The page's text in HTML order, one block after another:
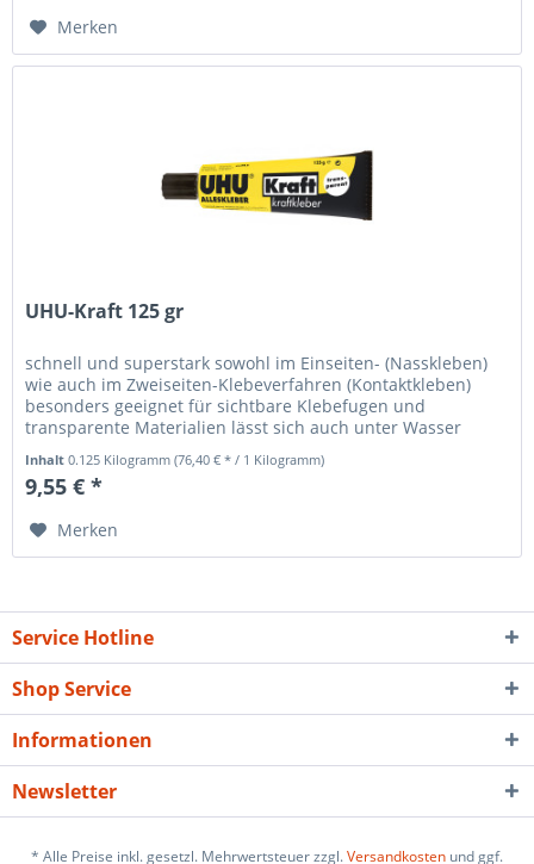
Merken
UHU-Kraft 125 gr
schnell und superstark sowohl im Einseiten- (Nasskleben)
wie auch im Zweiseiten-Klebeverfahren (Kontaktkleben)
besonders geeignet für sichtbare Klebefugen und
transparente Materialien lässt sich auch unter Wasser
Inhalt0.125 Kilogramm(76,40 € * / 1 Kilogramm)
9,55 € *
Merken
Service Hotline
Shop Service
Informationen
Newsletter
* Alle Preise inkl. gesetzl. Mehrwertsteuer zzgl.Versandkosten und ggf.